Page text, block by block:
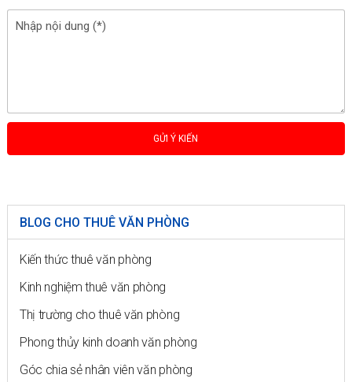
BLOG CHO THUÊ VĂN PHÒNG
Kiến thức thuê văn phòng
Kinh nghiệm thuê văn phòng
Thị trường cho thuê văn phòng
Phong thủy kinh doanh văn phòng
Góc chia sẻ nhân viên văn phòng